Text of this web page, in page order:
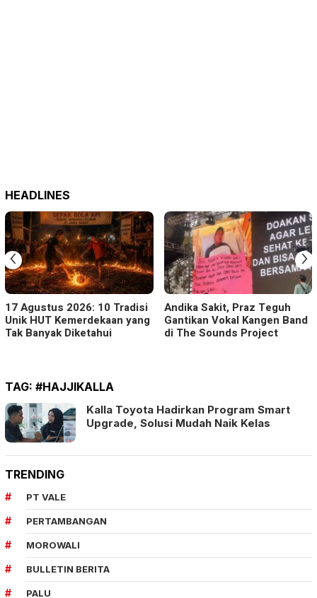
HEADLINES
17 Agustus 2026: 10 Tradisi
Unik HUT Kemerdekaan yang
Tak Banyak Diketahui
Andika Sakit, Praz Teguh
Gantikan Vokal Kangen Band
di The Sounds Project
‹ ›
TAG: #HAJJIKALLA
Kalla Toyota Hadirkan Program Smart
Upgrade, Solusi Mudah Naik Kelas
TRENDING
PT VALE
PERTAMBANGAN
MOROWALI
BULLETIN BERITA
PALU